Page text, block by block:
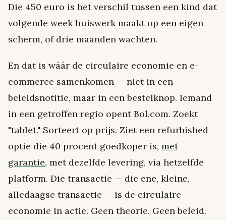
Die 450 euro is het verschil tussen een kind dat
volgende week huiswerk maakt op een eigen
scherm, of drie maanden wachten.
En dat is wáár de circulaire economie en e-
commerce samenkomen — niet in een
beleidsnotitie, maar in een bestelknop. Iemand
in een getroffen regio opent Bol.com. Zoekt
"tablet." Sorteert op prijs. Ziet een refurbished
optie die 40 procent goedkoper is, met
garantie, met dezelfde levering, via hetzelfde
platform. Die transactie — die ene, kleine,
alledaagse transactie — is de circulaire
economie in actie. Geen theorie. Geen beleid.